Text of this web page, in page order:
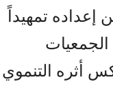
تمهيداً
أثره التنموي